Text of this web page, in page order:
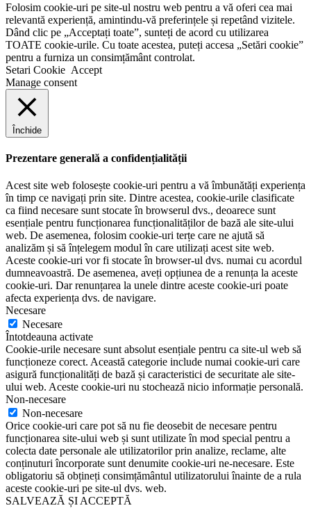
Folosim cookie-uri pe site-ul nostru web pentru a vă oferi cea mai
relevantă experiență, amintindu-vă preferințele și repetând vizitele.
Dând clic pe „Acceptați toate”, sunteți de acord cu utilizarea
TOATE cookie-urile. Cu toate acestea, puteți accesa „Setări cookie”
pentru a furniza un consimțământ controlat.
Setari Cookie Accept
Manage consent
Închide
Prezentare generală a confidențialității
Acest site web folosește cookie-uri pentru a vă îmbunătăți experiența
în timp ce navigați prin site. Dintre acestea, cookie-urile clasificate
ca fiind necesare sunt stocate în browserul dvs., deoarece sunt
esențiale pentru funcționarea funcționalităților de bază ale site-ului
web. De asemenea, folosim cookie-uri terțe care ne ajută să
analizăm și să înțelegem modul în care utilizați acest site web.
Aceste cookie-uri vor fi stocate în browser-ul dvs. numai cu acordul
dumneavoastră. De asemenea, aveți opțiunea de a renunța la aceste
cookie-uri. Dar renunțarea la unele dintre aceste cookie-uri poate
afecta experiența dvs. de navigare.
Necesare
Necesare
Întotdeauna activate
Cookie-urile necesare sunt absolut esențiale pentru ca site-ul web să
funcționeze corect. Această categorie include numai cookie-uri care
asigură funcționalități de bază și caracteristici de securitate ale site-
ului web. Aceste cookie-uri nu stochează nicio informație personală.
Non-necesare
Non-necesare
Orice cookie-uri care pot să nu fie deosebit de necesare pentru
funcționarea site-ului web și sunt utilizate în mod special pentru a
colecta date personale ale utilizatorilor prin analize, reclame, alte
conținuturi încorporate sunt denumite cookie-uri ne-necesare. Este
obligatoriu să obțineți consimțământul utilizatorului înainte de a rula
aceste cookie-uri pe site-ul dvs. web.
SALVEAZĂ ȘI ACCEPTĂ